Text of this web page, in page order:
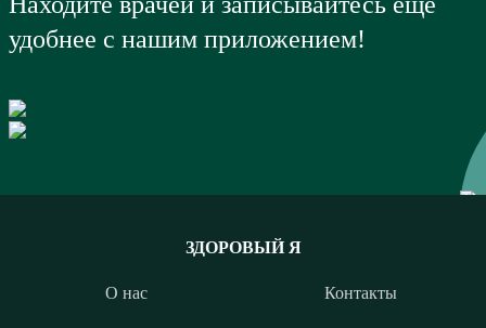
удобнее с нашим приложением!
ЗДОРОВЫЙ Я
О нас Контакты